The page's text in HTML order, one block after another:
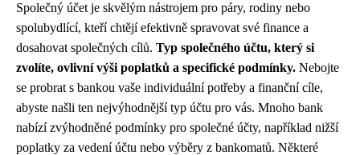
Společný účet je skvělým nástrojem pro páry, rodiny nebo
spolubydlící, kteří chtějí efektivně spravovat své finance a
dosahovat společných cílů. Typ společného účtu, který si
zvolíte, ovlivní výši poplatků a specifické podmínky. Nebojte
se probrat s bankou vaše individuální potřeby a finanční cíle,
abyste našli ten nejvýhodnější typ účtu pro vás. Mnoho bank
nabízí zvýhodněné podmínky pro společné účty, například nižší
poplatky za vedení účtu nebo výběry z bankomatů. Některé